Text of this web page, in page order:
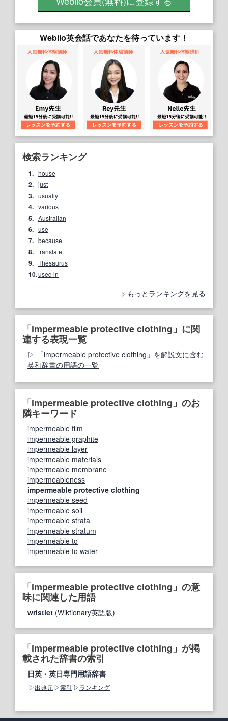
Weblio英会話であなたを待っています！
検索ランキング
1. house
2. just
3. usually
4. various
5. Australian
6. use
7. because
8. translate
9. Thesaurus
10.used in
もっとランキングを見る
「impermeable protective clothing」に関
連する表現一覧
「impermeable protective clothing」を解説文に含む
英和辞書の用語の一覧
「impermeable protective clothing」のお
隣キーワード
impermeable film
impermeable graphite
impermeable layer
impermeable materials
impermeable membrane
impermeableness
impermeable protective clothing
impermeable seed
impermeable soil
impermeable strata
impermeable stratum
impermeable to
impermeable to water
「impermeable protective clothing」の意
味に関連した用語
wristlet (Wiktionary英語版)
「impermeable protective clothing」が掲
載された辞書の索引
日英・英日専門用語辞書
出典元 索引 ランキング